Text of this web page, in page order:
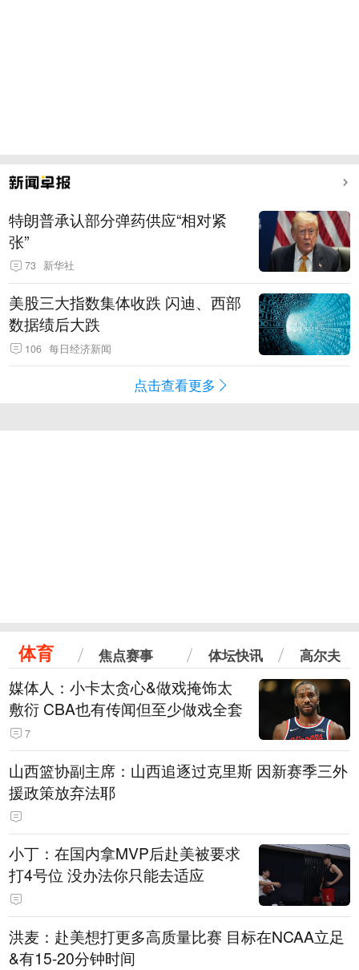
特朗普承认部分弹药供应“相对紧
张”
73 新华社
美股三大指数集体收跌 闪迪、西部
数据绩后大跌
106 每日经济新闻
点击查看更多
体育 焦点赛事 体坛快讯 高尔夫
媒体人：小卡太贪心&做戏掩饰太
敷衍 CBA也有传闻但至少做戏全套
7
山西篮协副主席：山西追逐过克里斯 因新赛季三外
援政策放弃法耶
小丁：在国内拿MVP后赴美被要求
打4号位 没办法你只能去适应
洪麦：赴美想打更多高质量比赛 目标在NCAA立足
&有15-20分钟时间